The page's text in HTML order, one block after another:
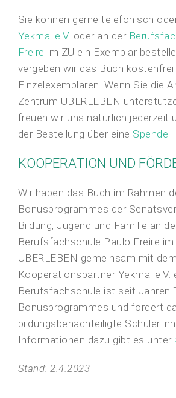
Sie können gerne telefonisch
Yekmal e.V. oder an der
Freire im ZÜ ein Exemplar
vergeben wir das Buch
Einzelexemplaren. Wenn Sie die
Zentrum ÜBERLEBEN
freuen wir uns natürlich jederzeit
der Bestellung über eine Spende
KOOPERATION UND
Wir haben das Buch im Rahmen
Bonusprogrammes der
Bildung, Jugend und Familie an
Berufsfachschule Paulo Freire
ÜBERLEBEN gemeinsam mit dem
Kooperationspartner Yekmal e.V.
Berufsfachschule ist seit Jahren
Bonusprogrammes und fördert
bildungsbenachteiligte
Informationen dazu gibt es unter
Stand: 2.4.2023